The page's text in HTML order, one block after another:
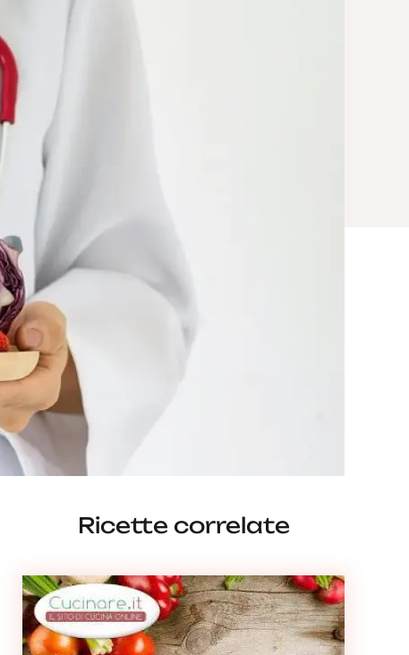
Ricette correlate